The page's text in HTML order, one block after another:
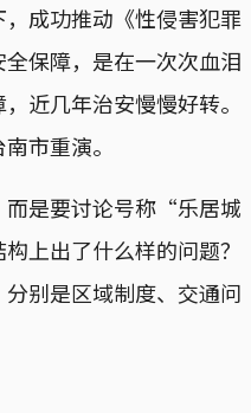
成功推动《性侵害犯罪
保障，是在一次次血泪
近几年治安慢慢好转。
市重演。
而是要讨论号称“乐居城
上出了什么样的问题？
别是区域制度、交通问